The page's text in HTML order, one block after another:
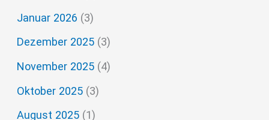
a
c
Januar 2026 (3)
Dezember 2025 (3)
November 2025 (4)
Oktober 2025 (3)
August 2025 (1)